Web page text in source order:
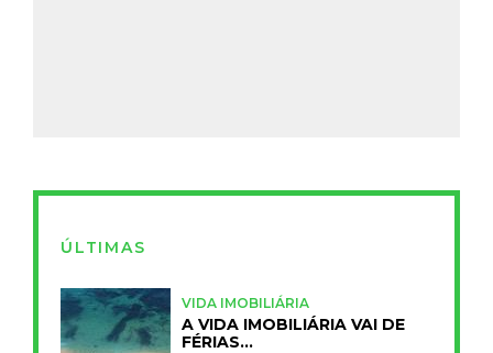
ÚLTIMAS
VIDA IMOBILIÁRIA
A VIDA IMOBILIÁRIA VAI DE
FÉRIAS…